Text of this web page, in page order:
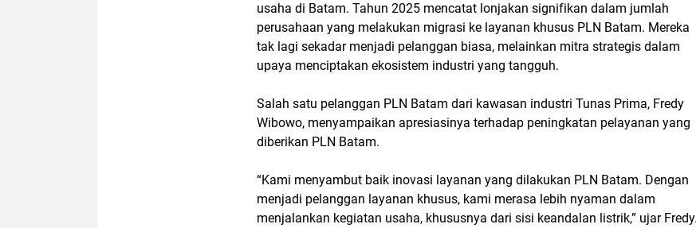
usaha di Batam. Tahun 2025 mencatat lonjakan signifikan dalam jumlah
perusahaan yang melakukan migrasi ke layanan khusus PLN Batam. Mereka
tak lagi sekadar menjadi pelanggan biasa, melainkan mitra strategis dalam
upaya menciptakan ekosistem industri yang tangguh.
Salah satu pelanggan PLN Batam dari kawasan industri Tunas Prima, Fredy
Wibowo, menyampaikan apresiasinya terhadap peningkatan pelayanan yang
diberikan PLN Batam.
“Kami menyambut baik inovasi layanan yang dilakukan PLN Batam. Dengan
menjadi pelanggan layanan khusus, kami merasa lebih nyaman dalam
menjalankan kegiatan usaha, khususnya dari sisi keandalan listrik,” ujar Fredy.